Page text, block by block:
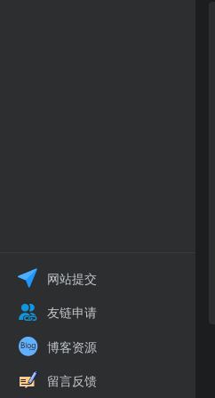
网站提交
友链申请
博客资源
留言反馈